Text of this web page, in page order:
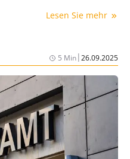
Lesen Sie mehr
5 Min|26.09.2025